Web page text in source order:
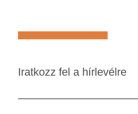
Iratkozz fel a hírlevélre